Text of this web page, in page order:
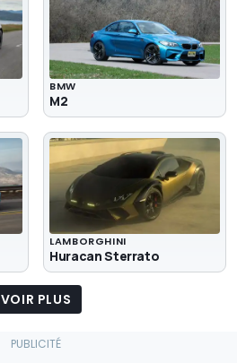
BMW
M2
LAMBORGHINI
Huracan Sterrato
VOIR PLUS